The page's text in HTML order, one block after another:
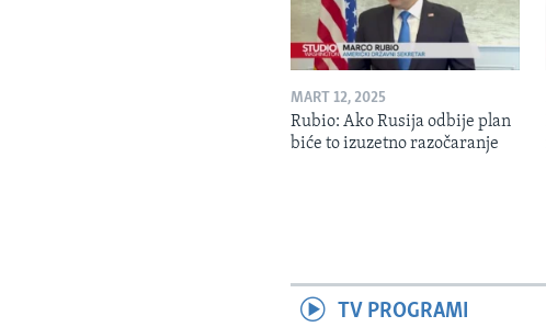
MART 12, 2025
Rubio: Ako Rusija odbije plan
biće to izuzetno razočaranje
TV PROGRAMI